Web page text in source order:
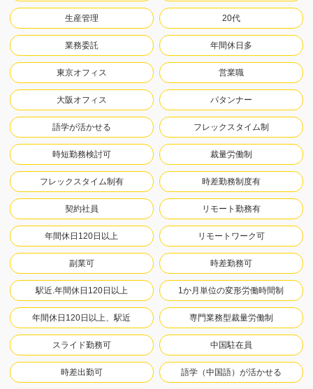
生産管理 20代
業務委託 年間休日多
東京オフィス 営業職
大阪オフィス パタンナー
語学が活かせる フレックスタイム制
時短勤務検討可 裁量労働制
フレックスタイム制有 時差勤務制度有
契約社員 リモート勤務有
年間休日120日以上 リモートワーク可
副業可 時差勤務可
駅近.年間休日120日以上 1か月単位の変形労働時間制
年間休日120日以上、駅近 専門業務型裁量労働制
スライド勤務可 中国駐在員
時差出勤可 語学（中国語）が活かせる